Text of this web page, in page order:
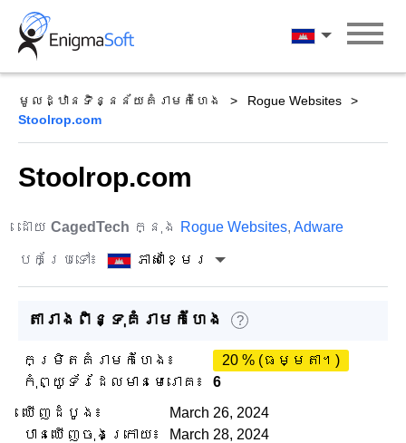
Skip
content
ភាសាខ្មែរ
មូលដ្ឋានទិន្នន័យគំរាមកំហែង
Rogue Websites
Stoolrop.com
Stoolrop.com
ដោយ CagedTech ក្នុង Rogue Websites, Adware
បកប្រែទៅ៖ ភាសាខ្មែរ
តារាងពិន្ទុគំរាមកំហែង ?
កម្រិតគំរាមកំហែង៖
20 % (ធម្មតា។)
កុំព្យូទ័រដែលមានមេរោគ៖
6
ឃើញដំបូង៖
March 26, 2024
បានឃើញចុងក្រោយ៖
March 28, 2024